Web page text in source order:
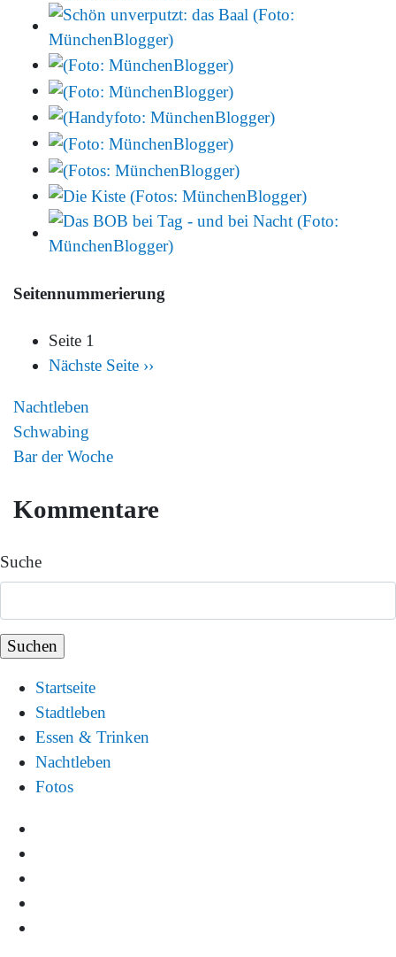
Seitennummerierung
Seite 1
Nächste Seite ››
Nachtleben
Schwabing
Bar der Woche
Kommentare
Suche
Startseite
Stadtleben
Essen & Trinken
Nachtleben
Fotos